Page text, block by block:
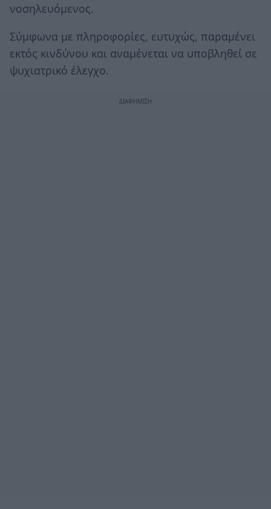
νοσηλευόμενος.
Σύμφωνα με πληροφορίες, ευτυχώς, παραμένει
εκτός κινδύνου και αναμένεται να υποβληθεί σε
ψυχιατρικό έλεγχο.